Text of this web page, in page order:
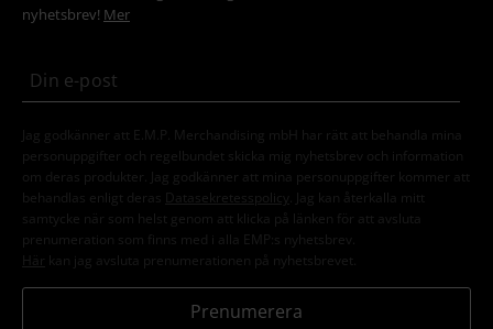
nyhetsbrev! Mer
Jag godkänner att E.M.P. Merchandising mbH har rätt att behandla mina
personuppgifter och regelbundet skicka mig nyhetsbrev och information
om deras produkter. Jag godkänner att mina personuppgifter kommer att
behandlas enligt deras
Datasekretesspolicy
. Jag kan återkalla mitt
samtycke när som helst genom att klicka på länken för att avsluta
prenumeration som finns med i alla EMP:s nyhetsbrev.
Här kan jag avsluta prenumerationen på nyhetsbrevet.
Prenumerera